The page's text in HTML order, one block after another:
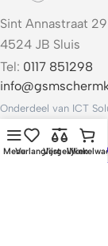
Sint Annastraat 29
4524 JB Sluis
Tel: 0117 851298
Onderdeel van ICT
Handige links
Populaire
Voorwaarden &
MenuVerlanglijstVergelijken